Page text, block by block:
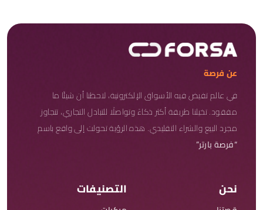
عن فرصة
في عالم تفيض فيه الأسواق الإلكترونية، لاحظنا أن شيئًا ما
مفقود. تخيلنا طريقة أكثر ذكاءً وتواصلًا للتبادل التجاري، تتجاوز
مجرد البيع والشراء التقليدي. هذه الرؤية تحولت إلى واقع باسم
“فرصة بارتر”
نحن التصنيفات